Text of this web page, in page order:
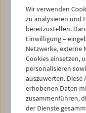
27
29
03
04 05
iCalender
Programmheft-PDF
English
Wir verwenden
zu analysieren und
bereitzustellen.
Einwilligung –
Netzwerke, externe
Cookies einsetzen,
personalisieren
auszuwerten.
erhobenen Daten
zusammenführen,
der Dienste